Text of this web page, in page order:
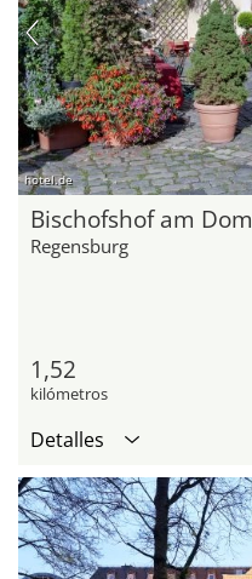
hotel.de
Bischofshof am Dom
Regensburg
1,52
kilómetros
Detalles